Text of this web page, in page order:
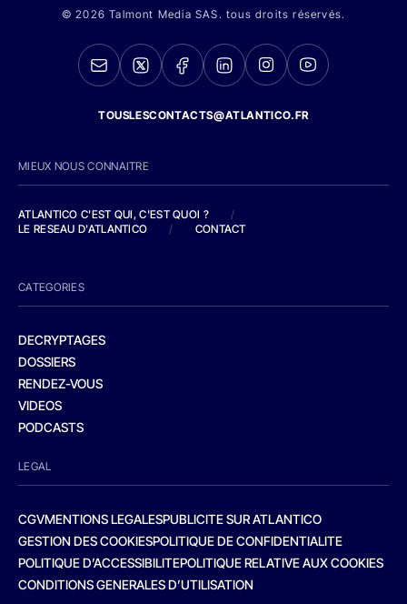
© 2026 Talmont Media SAS. tous droits réservés.
TOUSLESCONTACTS@ATLANTICO.FR
MIEUX NOUS CONNAITRE
ATLANTICO C'EST QUI, C'EST QUOI ?
/
LE RESEAU D'ATLANTICO
/ CONTACT
CATEGORIES
DECRYPTAGES
DOSSIERS
RENDEZ-VOUS
VIDEOS
PODCASTS
LEGAL
CGVMENTIONS LEGALESPUBLICITE SUR ATLANTICO
GESTION DES COOKIESPOLITIQUE DE CONFIDENTIALITE
POLITIQUE D’ACCESSIBILITEPOLITIQUE RELATIVE AUX COOKIES
CONDITIONS GENERALES D’UTILISATION